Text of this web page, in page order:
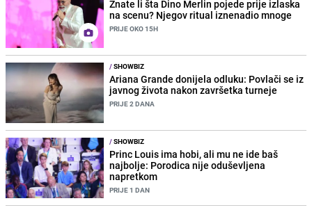
Znate li šta Dino Merlin pojede prije izlaska
na scenu? Njegov ritual iznenadio mnoge
PRIJE OKO 15H
/SHOWBIZ
Ariana Grande donijela odluku: Povlači se iz
javnog života nakon završetka turneje
PRIJE 2 DANA
/SHOWBIZ
Princ Louis ima hobi, ali mu ne ide baš
najbolje: Porodica nije oduševljena
napretkom
PRIJE 1 DAN